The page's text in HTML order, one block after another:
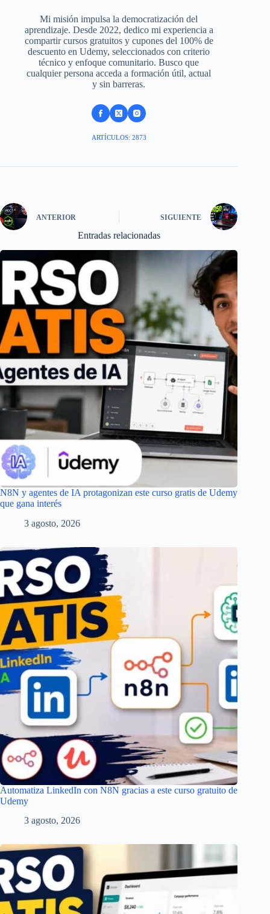
Mi misión impulsa la democratización del
aprendizaje. Desde 2022, dedico mi experiencia a
compartir cursos gratuitos y cupones del 100% de
descuento en Udemy, seleccionados con criterio
técnico y enfoque comunitario. Busco que
cualquier persona acceda a formación útil, actual
y sin barreras.
ARTÍCULOS: 2873
ANTERIOR SIGUIENTE
Entradas relacionadas
N8N y agentes de IA protagonizan este curso gratis de Udemy
que gana interés
3 agosto, 2026
Automatiza LinkedIn con N8N gracias a este curso gratuito de
Udemy
3 agosto, 2026